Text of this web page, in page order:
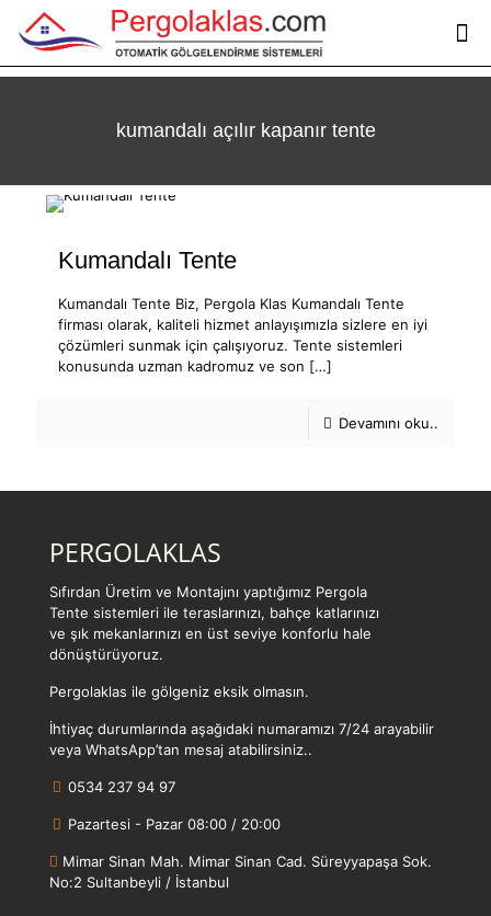
kumandalı açılır kapanır tente
Kumandalı Tente
Kumandalı Tente Biz, Pergola Klas Kumandalı Tente
firması olarak, kaliteli hizmet anlayışımızla sizlere en iyi
çözümleri sunmak için çalışıyoruz. Tente sistemleri
konusunda uzman kadromuz ve son […]
Devamını oku..
PERGOLAKLAS
Sıfırdan Üretim ve Montajını yaptığımız Pergola
Tente sistemleri ile teraslarınızı, bahçe katlarınızı
ve şık mekanlarınızı en üst seviye konforlu hale
dönüştürüyoruz.
Pergolaklas ile gölgeniz eksik olmasın.
İhtiyaç durumlarında aşağıdaki numaramızı 7/24 arayabilir
veya WhatsApp’tan mesaj atabilirsiniz..
0534 237 94 97
Pazartesi - Pazar 08:00 / 20:00
Mimar Sinan Mah. Mimar Sinan Cad. Süreyyapaşa Sok.
No:2 Sultanbeyli / İstanbul